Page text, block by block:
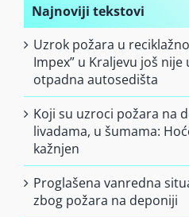
Najnoviji tekstovi
Uzrok požara u
Impex” u Kraljevu još
otpadna autosedišta
Koji su uzroci požara na
livadama, u šumama:
kažnjen
Proglašena vanredna
zbog požara na deponiji